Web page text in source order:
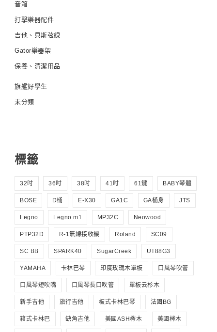
音箱
打擊樂器配件
吉他、貝斯弦線
Gator樂器架
保養、清潔用品
旗艦好學生
未分類
標籤
32吋 36吋 38吋 41吋 61鍵 BABY琴體
BOSE D桶 E-X30 GA1C GA桶身 JTS
Legno Legno m1 MP32C Neowood
PTP32D R-1無線接收機 Roland SC09
SC BB SPARK40 SugarCreek UT88G3
YAMAHA 卡林巴琴 印度玫瑰木單板 口風琴吹管
口風琴短吹嘴 口風琴長口吹管 單板云杉木
新手吉他 旅行吉他 板式卡林巴琴 法國BG
箱式卡林巴 缺角吉他 美國ASH梣木 美國梣木